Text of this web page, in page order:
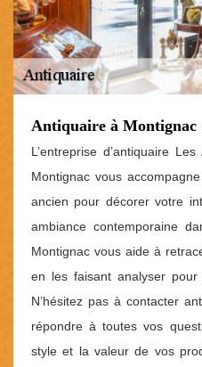
Antiquaire à
L’entreprise d’antiquaire
Montignac vous
ancien pour décorer votre
ambiance contemporaine
Montignac vous aide à
en les faisant analyser pour
N’hésitez pas à contacter
répondre à toutes vos
style et la valeur de vos